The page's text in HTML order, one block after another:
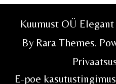
Kuumust OÜ
By Rara Themes.
E-poe